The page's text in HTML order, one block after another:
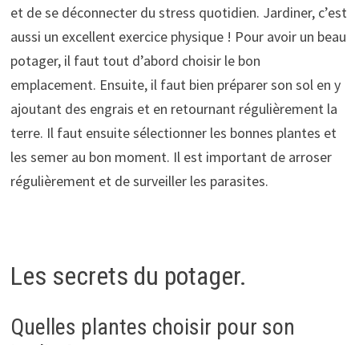
et de se déconnecter du stress quotidien. Jardiner, c’est
aussi un excellent exercice physique ! Pour avoir un beau
potager, il faut tout d’abord choisir le bon
emplacement. Ensuite, il faut bien préparer son sol en y
ajoutant des engrais et en retournant régulièrement la
terre. Il faut ensuite sélectionner les bonnes plantes et
les semer au bon moment. Il est important de arroser
régulièrement et de surveiller les parasites.
Les secrets du potager.
Quelles plantes choisir pour son